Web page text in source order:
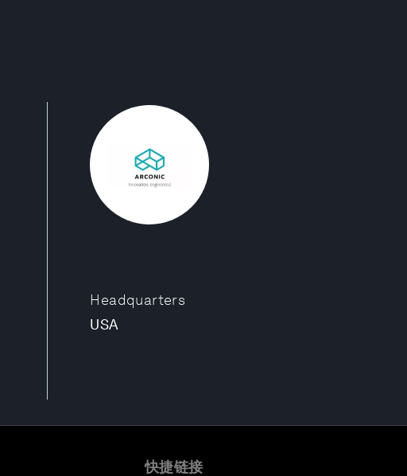
Headquarters
USA
快捷链接